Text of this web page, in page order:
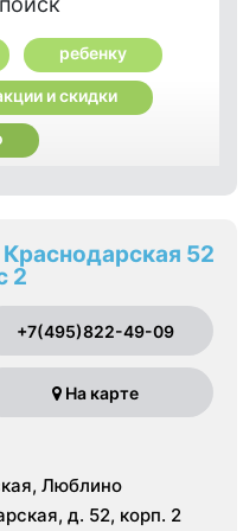
ребенку
и скидки
52
2
+7(495)822-49-09
На карте
Люблино
д. 52, корп. 2